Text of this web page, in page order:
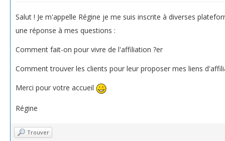
Salut ! Je m'appelle Régine je me suis inscrite à diverses
une réponse à mes questions :
Comment fait-on pour vivre de l'affiliation ?er
Comment trouver les clients pour leur proposer mes liens
Merci pour votre accueil
Régine
Trouver